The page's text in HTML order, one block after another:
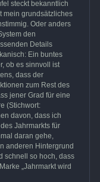
steckt bekanntlich
mein grundsätzliches
Oder anders
den
Details
Ein buntes
ob es sinnvoll ist
dass der
zum Rest des
jener Grad für eine
(Stichwort:
davon, dass ich
Jahrmarkts für
daran gehe,
anderen Hintergrund
schnell so hoch, dass
„Jahrmarkt wird